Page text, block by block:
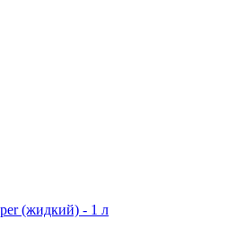
(жидкий) - 1 л